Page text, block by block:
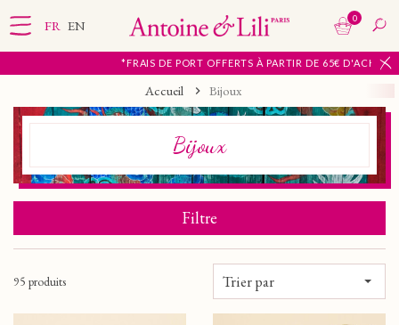
*FRAIS DE PORT OFFERTS À PARTIR DE 65€ D'ACHATS EN FRANCE
FR EN 0
Accueil Bijoux
Bijoux
Filtre
95 produits Trier par